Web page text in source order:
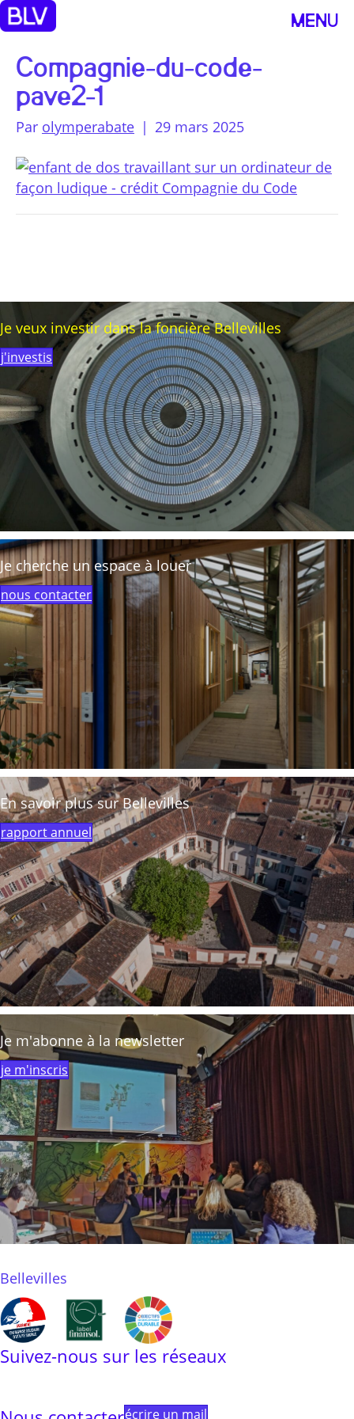
MENU
Compagnie-du-code-
pave2-1
Par olymperabate | 29 mars 2025
Je veux investir dans la foncière Bellevilles
j'investis
Je cherche un espace à louer
nous contacter
En savoir plus sur Bellevilles
rapport annuel
Je m'abonne à la newsletter
je m'inscris
Bellevilles
Suivez-nous sur les réseaux
écrire un mail